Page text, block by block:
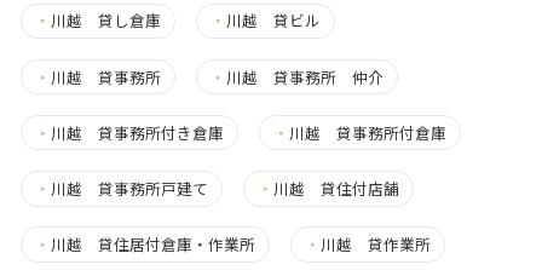
・ 川越 貸し倉庫 ・ 川越 貸ビル
・ 川越 貸事務所 ・ 川越 貸事務所 仲介
・ 川越 貸事務所付き倉庫 ・ 川越 貸事務所付倉庫
・ 川越 貸事務所戸建て ・ 川越 貸住付店舗
・ 川越 貸住居付倉庫・作業所 ・ 川越 貸作業所